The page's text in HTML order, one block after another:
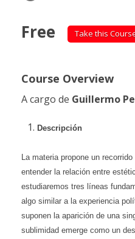
Free Take this
Course Overview
A cargo de Guillermo
Descripción
La materia propone un
entender la relación entre
estudiaremos tres líneas
algo similar a la experiencia
suponen la aparición de una
sublimidad emerge como un